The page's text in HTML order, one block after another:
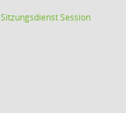
SitzungsdienstSession(Wird in